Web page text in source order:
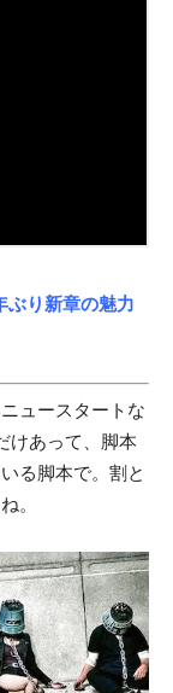
り新章の魅力
ュースタートな
けあって、脚本
る脚本で。割と
。